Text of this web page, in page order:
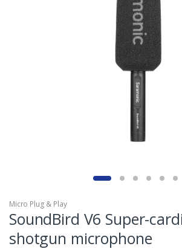
Micro Plug & Play
SoundBird V6 Super-
shotgun microphone